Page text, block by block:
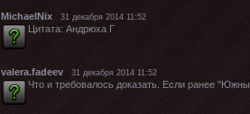
MichaelNix 31 декабря 2014 11:52
Цитата: Андрюха Г
valera.fadeev 31 декабря 2014 11:52
Что и требовалось доказать. Если ранее